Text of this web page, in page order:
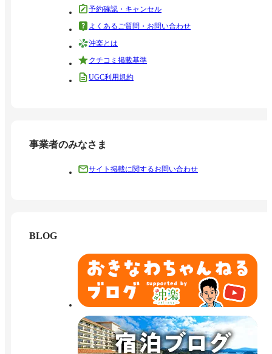
予約確認・キャンセル
よくあるご質問・お問い合わせ
沖楽とは
クチコミ掲載基準
UGC利用規約
事業者のみなさま
サイト掲載に関するお問い合わせ
BLOG